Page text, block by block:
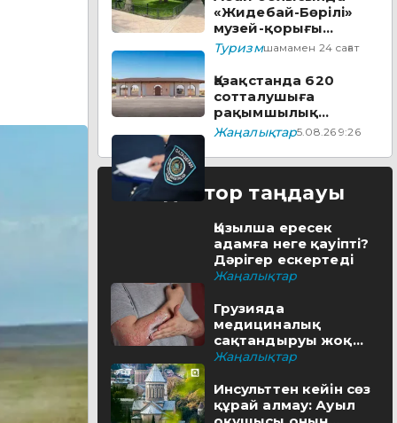
«Жидебай-Бөрілі»
музей-қорығы
аумағында заманауи
визит-орталық
құрылады
Туризмшамамен 24 сағат
Қазақстанда 620
сотталушыға
рақымшылық
жасалды
Жаңалықтар5.08.26 9:26
Редактор таңдауы
Қызылша ересек
адамға неге қауіпті?
Дәрігер ескертеді
Жаңалықтар
Грузияда
медициналық
сақтандыруы жоқ
туристерге айыппұл
Жаңалықтар
Инсульттен кейін сөз
құрай алмау: Ауыл